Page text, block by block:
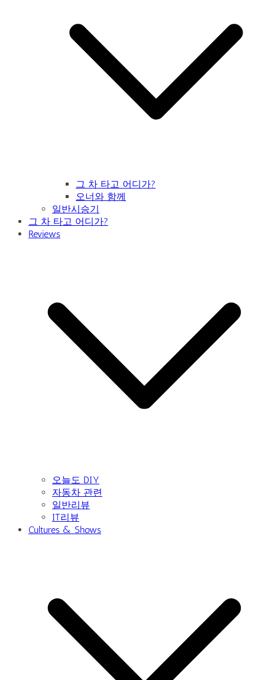
그 차 타고 어디가?
오너와 함께
일반시승기
그 차 타고 어디가?
Reviews
오늘도 DIY
자동차 관련
일반리뷰
IT리뷰
Cultures & Shows